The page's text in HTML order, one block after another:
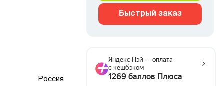
Россия
Быстрый заказ